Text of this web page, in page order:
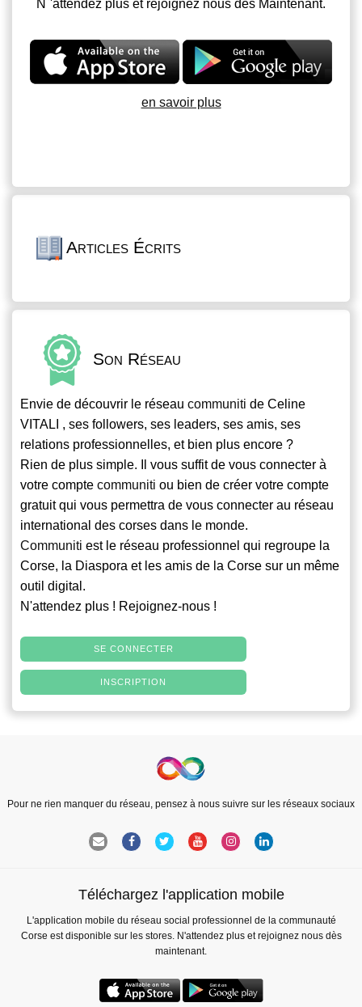
N`'attendez plus et rejoignez nous dès Maintenant.
en savoir plus
Articles Écrits
Son Réseau
Envie de découvrir le réseau communiti de Celine
VITALI , ses followers, ses leaders, ses amis, ses
relations professionnelles, et bien plus encore ?
Rien de plus simple. Il vous suffit de vous connecter à
votre compte communiti ou bien de créer votre compte
gratuit qui vous permettra de vous connecter au réseau
international des corses dans le monde.
Communiti est le réseau professionnel qui regroupe la
Corse, la Diaspora et les amis de la Corse sur un même
outil digital.
N'attendez plus ! Rejoignez-nous !
SE CONNECTER
INSCRIPTION
Pour ne rien manquer du réseau, pensez à nous suivre sur les réseaux sociaux
Téléchargez l'application mobile
L'application mobile du réseau social professionnel de la communauté
Corse est disponible sur les stores. N'attendez plus et rejoignez nous dès
maintenant.